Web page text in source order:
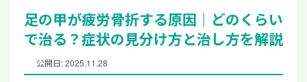
足の甲が疲労骨折する原因｜どのくらい
で治る？症状の見分け方と治し方を解説
公開日: 2025.11.28